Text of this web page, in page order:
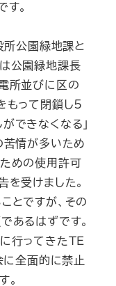
す。
所公園緑地課と
公園緑地課長
所並びに区の
もって閉鎖し5
できなくなる」
苦情が多いため
めの使用許可
を受けました。
とですが、その
あるはずです。
行ってきたＴＥ
に全面的に禁止
。